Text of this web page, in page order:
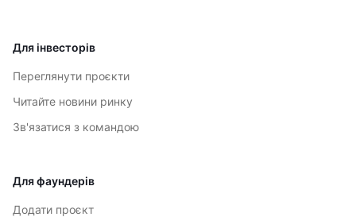
Для інвесторів
Переглянути проєкти
Читайте новини ринку
Зв'язатися з командою
Для фаундерів
Додати проєкт